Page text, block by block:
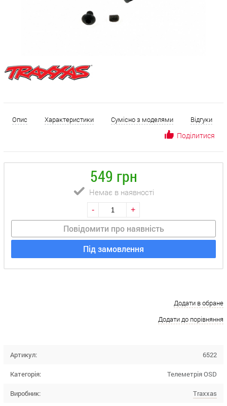
Опис Характеристики Сумісно з моделями Відгуки
Поділитися
549 грн
Немає в наявності
- +
Повідомити про наявність
Під замовлення
Додати в обране
Додати до порівняння
Артикул: 6522
Категорія: Телеметрія OSD
Виробник: Traxxas